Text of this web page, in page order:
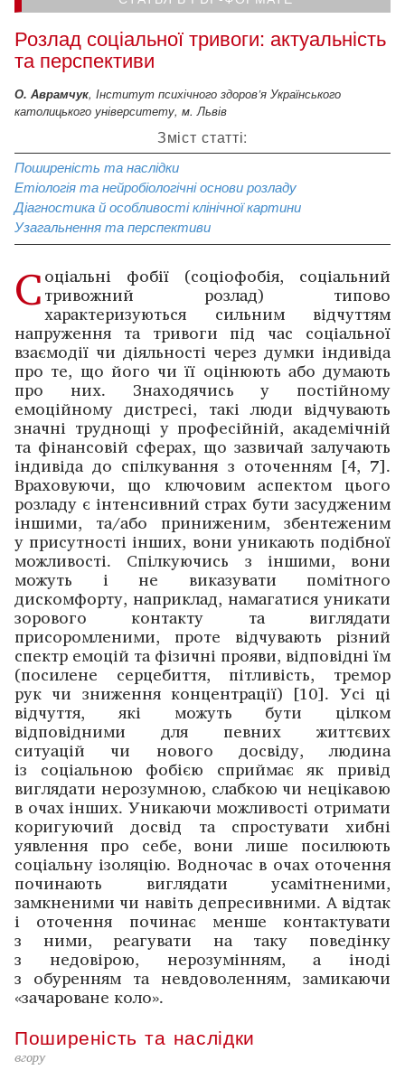
Розлад соціальної тривоги: актуальність
та перспективи
О. Аврамчук, Інститут психічного здоров’я Українського
католицького університету, м. Львів
Зміст статті:
Поширеність та наслідки
Етіологія та нейробіологічні основи розладу
Діагностика й особливості клінічної картини
Узагальнення та перспективи
Соціальні фобії (соціофобія, соціальний
тривожний розлад) типово
характеризуються сильним відчуттям
напруження та тривоги під час соціальної
взаємодії чи діяльності через думки індивіда
про те, що його чи її оцінюють або думають
про них. Знаходячись у постійному
емоційному дистресі, такі люди відчувають
значні труднощі у професійній, академічній
та ­фінансовій сферах, що зазвичай залучають
індивіда до спілкування з оточенням [4, 7].
Враховуючи, що ключовим аспектом цього
розладу є інтенсивний страх бути ­засудженим
іншими, та/або приниженим, збентеженим
у присутності інших, вони уникають подібної
­можливості. Спілкуючись з іншими, вони
можуть і не виказувати помітного
дискомфорту, наприклад, намагатися уникати
­зорового контакту та виглядати
присоромленими, проте відчувають різний
спектр емоцій та фізичні прояви, ­відповідні їм
(посилене серцебиття, пітливість, тремор
рук чи зниження концентрації) [10]. Усі ці
відчуття, які можуть бути цілком
відповідними для певних життєвих
ситуацій чи нового досвіду, людина
із соціальною ­фобією сприймає як привід
виглядати нерозумною, слабкою чи нецікавою
в очах інших. Уникаючи можливості ­отримати
коригуючий досвід та спростувати хибні
уявлення про себе, вони лише посилюють
соціальну ізоляцію. Водночас в очах оточення
починають виглядати усамітненими,
замкненими чи навіть депресивними. А відтак
і оточення починає менше контактувати
з ними, реагувати на таку поведінку
з недовірою, нерозумінням, а іноді
з обуренням та невдоволенням, замикаючи
«зачароване коло».
Поширеність та наслідки
вгору